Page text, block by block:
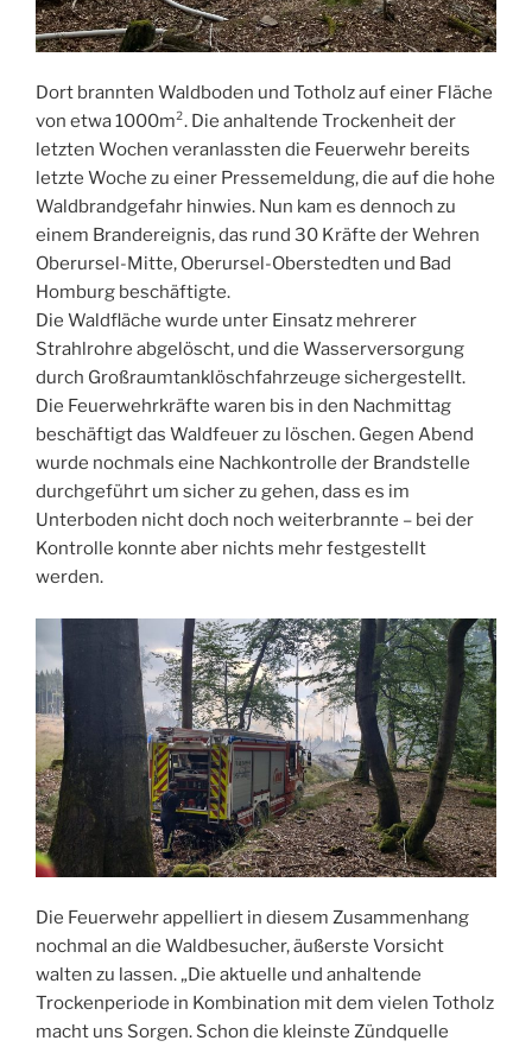
Dort brannten Waldboden und Totholz auf einer Fläche
von etwa 1000m². Die anhaltende Trockenheit der
letzten Wochen veranlassten die Feuerwehr bereits
letzte Woche zu einer Pressemeldung, die auf die hohe
Waldbrandgefahr hinwies. Nun kam es dennoch zu
einem Brandereignis, das rund 30 Kräfte der Wehren
Oberursel-Mitte, Oberursel-Oberstedten und Bad
Homburg beschäftigte.
Die Waldfläche wurde unter Einsatz mehrerer
Strahlrohre abgelöscht, und die Wasserversorgung
durch Großraumtanklöschfahrzeuge sichergestellt.
Die Feuerwehrkräfte waren bis in den Nachmittag
beschäftigt das Waldfeuer zu löschen. Gegen Abend
wurde nochmals eine Nachkontrolle der Brandstelle
durchgeführt um sicher zu gehen, dass es im
Unterboden nicht doch noch weiterbrannte – bei der
Kontrolle konnte aber nichts mehr festgestellt
werden.
Die Feuerwehr appelliert in diesem Zusammenhang
nochmal an die Waldbesucher, äußerste Vorsicht
walten zu lassen. „Die aktuelle und anhaltende
Trockenperiode in Kombination mit dem vielen Totholz
macht uns Sorgen. Schon die kleinste Zündquelle